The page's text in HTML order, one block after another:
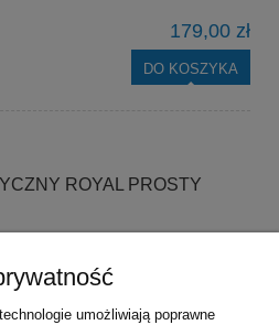
179,00 zł
DO KOSZYKA
ROYAL PROSTY
umożliwiają poprawne